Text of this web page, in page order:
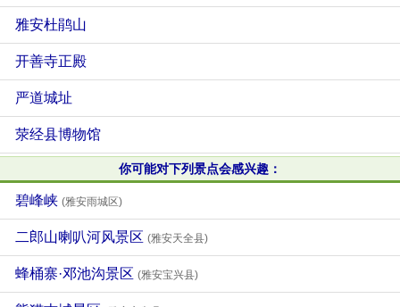
雅安杜鹃山
开善寺正殿
严道城址
荥经县博物馆
你可能对下列景点会感兴趣：
碧峰峡 (雅安雨城区)
二郎山喇叭河风景区 (雅安天全县)
蜂桶寨·邓池沟景区 (雅安宝兴县)